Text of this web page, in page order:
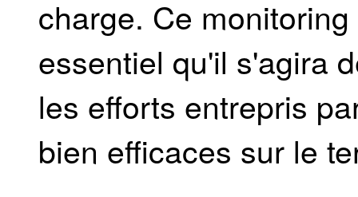
charge. Ce
essentiel qu'il s'agira
les efforts entrepris
bien efficaces sur le